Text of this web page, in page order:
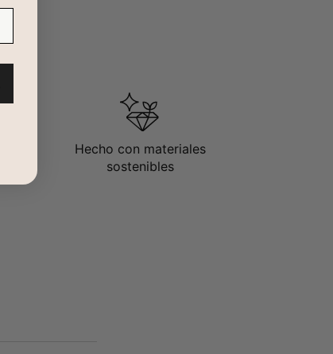
Hecho con materiales
sostenibles